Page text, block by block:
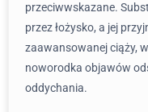
przeciwwskazane.
przez łożysko, a jej
zaawansowanej ciąży,
noworodka objawów
oddychania.